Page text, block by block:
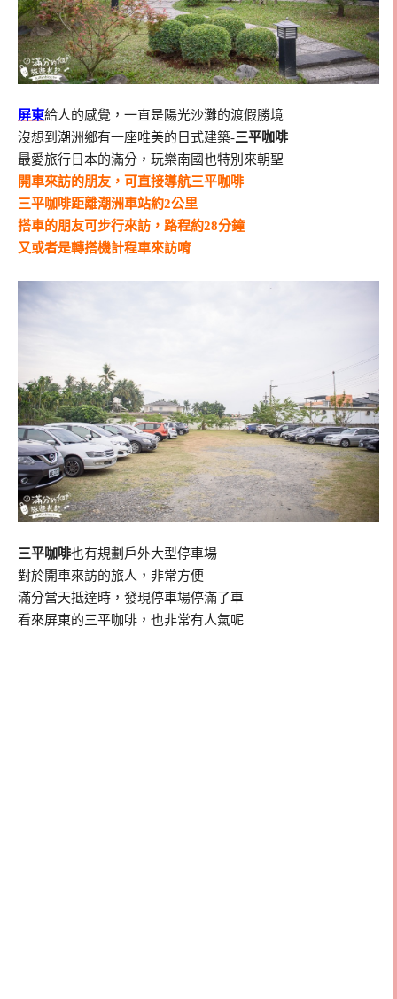
屏東給人的感覺，一直是陽光沙灘的渡假勝境
沒想到潮洲鄉有一座唯美的日式建築-三平咖啡
最愛旅行日本的滿分，玩樂南國也特別來朝聖
開車來訪的朋友，可直接導航三平咖啡
三平咖啡距離潮洲車站約2公里
搭車的朋友可步行來訪，路程約28分鐘
又或者是轉搭機計程車來訪唷
三平咖啡也有規劃戶外大型停車場
對於開車來訪的旅人，非常方便
滿分當天抵達時，發現停車場停滿了車
看來屏東的三平咖啡，也非常有人氣呢